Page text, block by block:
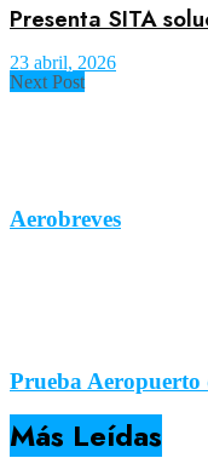
Presenta SITA
23 abril, 2026
Next Post
Aerobreves
Prueba Aeropuerto
Más Leídas